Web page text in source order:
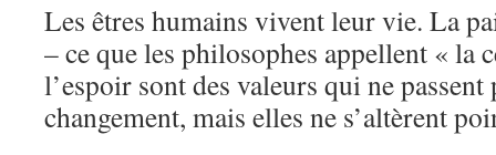
Les êtres humains vivent leur vie. La
– ce que les philosophes appellent « la
l’espoir sont des valeurs qui ne
changement, mais elles ne s’altèrent